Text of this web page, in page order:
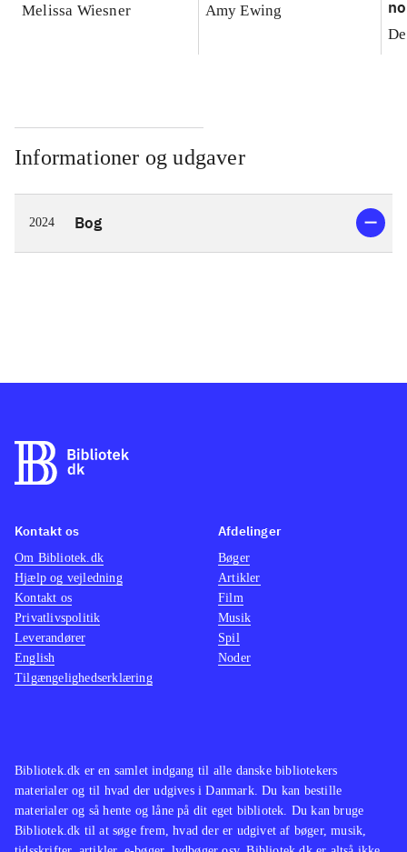
Melissa Wiesner Amy Ewing
Informationer og udgaver
2024 Bog
Bibliotek.dk er en samlet indgang til alle danske bibliotekers
materialer og til hvad der udgives i Danmark. Du kan bestille
materialer og så hente og låne på dit eget bibliotek. Du kan bruge
Bibliotek.dk til at søge frem, hvad der er udgivet af bøger, musik,
Kontakt os
Om Bibliotek.dk
Hjælp og vejledning
Kontakt os
Privatlivspolitik
Leverandører
English
Tilgængelighedserklæring
Afdelinger
Bøger
Artikler
Film
Musik
Spil
Noder